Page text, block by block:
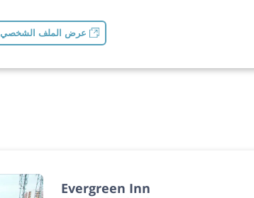
عرض الملف الشخصي
Evergreen Inn